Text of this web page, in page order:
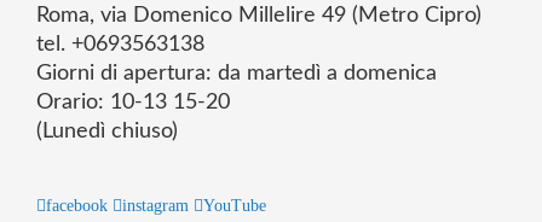
Roma, via Domenico Millelire 49 (Metro Cipro)
tel. +0693563138
Giorni di apertura: da martedì a domenica
Orario: 10-13 15-20
(Lunedì chiuso)
facebook instagram YouTube